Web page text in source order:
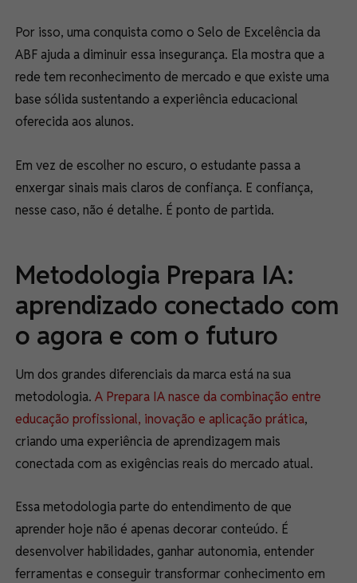
Por isso, uma conquista como o Selo de Excelência da
ABF ajuda a diminuir essa insegurança. Ela mostra que a
rede tem reconhecimento de mercado e que existe uma
base sólida sustentando a experiência educacional
oferecida aos alunos.
Em vez de escolher no escuro, o estudante passa a
enxergar sinais mais claros de confiança. E confiança,
nesse caso, não é detalhe. É ponto de partida.
Metodologia Prepara IA:
aprendizado conectado com
o agora e com o futuro
Um dos grandes diferenciais da marca está na sua
metodologia. A Prepara IA nasce da combinação entre
educação profissional, inovação e aplicação prática,
criando uma experiência de aprendizagem mais
conectada com as exigências reais do mercado atual.
Essa metodologia parte do entendimento de que
aprender hoje não é apenas decorar conteúdo. É
desenvolver habilidades, ganhar autonomia, entender
ferramentas e conseguir transformar conhecimento em